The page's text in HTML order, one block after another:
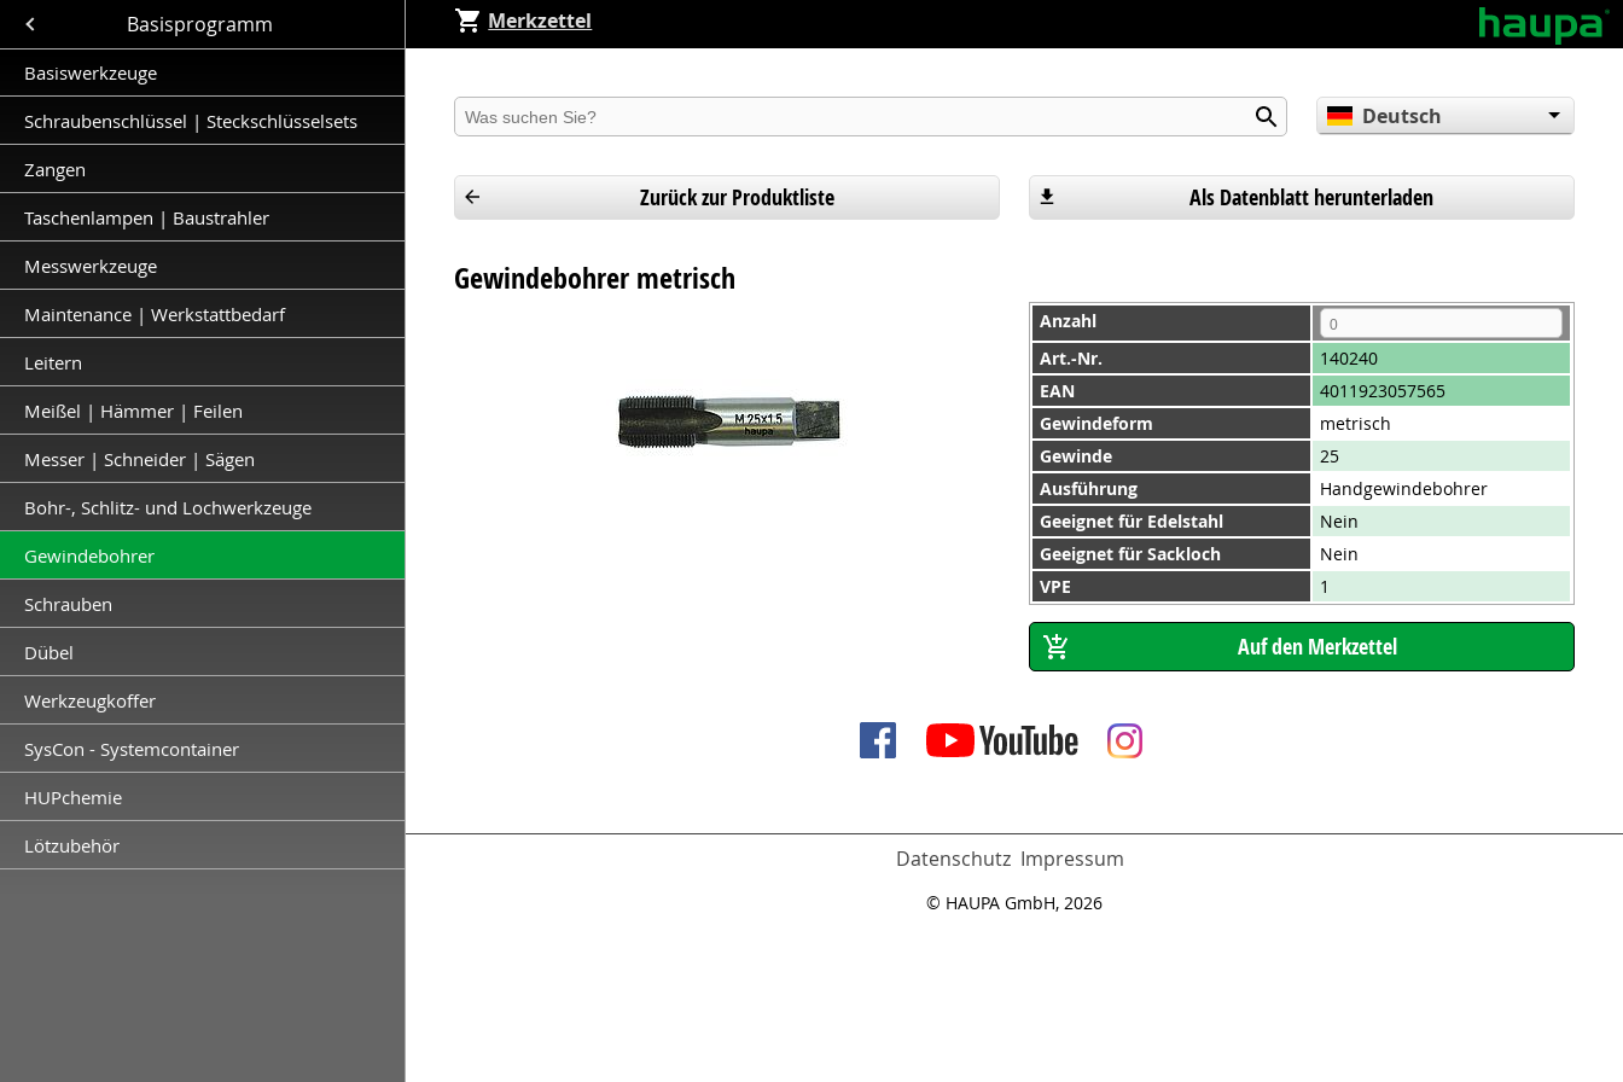
Close submenu (Basisprogramm )
Basisprogramm
Basiswerkzeuge
Schraubenschlüssel | Steckschlüsselsets
Zangen
Taschenlampen | Baustrahler
Messwerkzeuge
Maintenance | Werkstattbedarf
Leitern
Meißel | Hämmer | Feilen
Messer | Schneider | Sägen
Bohr-, Schlitz- und Lochwerkzeuge
Gewindebohrer
Schrauben
Dübel
Werkzeugkoffer
SysCon - Systemcontainer
HUPchemie
Lötzubehör
Merkzettel
Produkt suchen
Deutsch
Español
Zurück zur Produktliste Als Datenblatt herunterladen
Gewindebohrer metrisch
Anzahl
Art.-Nr.
140240
EAN
4011923057565
Gewindeform
metrisch
Gewinde
25
Ausführung
Handgewindebohrer
Geeignet für Edelstahl
Nein
Geeignet für Sackloch
Nein
VPE
1
Datenschutz Impressum
© HAUPA GmbH, 2026